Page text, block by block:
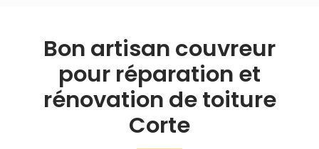
Bon artisan couvreur
pour réparation et
rénovation de toiture
Corte